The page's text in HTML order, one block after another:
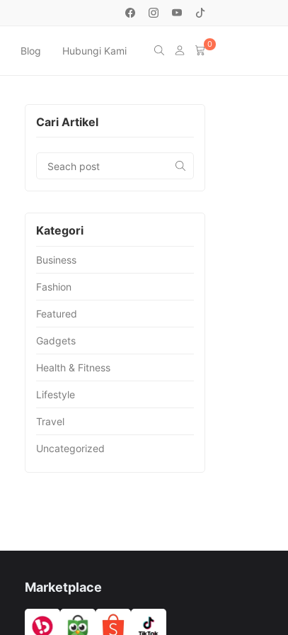
Blog Hubungi Kami
0
Cari Artikel
Kategori
Business
Fashion
Featured
Gadgets
Health & Fitness
Lifestyle
Travel
Uncategorized
Marketplace